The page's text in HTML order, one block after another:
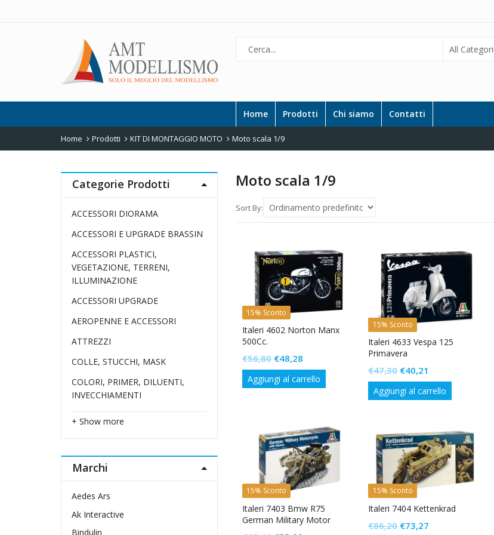
Home Prodotti Chi siamo Contatti
Home Prodotti KIT DI MONTAGGIO MOTO Moto scala 1/9
Moto scala 1/9
Sort By:
15% Sconto
Italeri 4602 Norton Manx
500Cc.
€56,80 Il
prezzo
originale
€48,28Il
prezzo
attuale
Aggiungi al carrello
15% Sconto
Italeri 4633 Vespa 125
Primavera
€47,30 Il
prezzo
originale
€40,21
prezzo
attuale
Aggiungi al carrello
15% Sconto
Italeri 7403 Bmw R75
German Military Motor
15% Sconto
Italeri 7404 Kettenkrad
€86,20 Il
€73,27
Categorie Prodotti
ACCESSORI DIORAMA
ACCESSORI E UPGRADE BRASSIN
ACCESSORI PLASTICI,
VEGETAZIONE, TERRENI,
ILLUMINAZIONE
ACCESSORI UPGRADE
AEROPENNE E ACCESSORI
ATTREZZI
COLLE, STUCCHI, MASK
COLORI, PRIMER, DILUENTI,
INVECCHIAMENTI
+ Show more
Marchi
Aedes Ars
Ak Interactive
Bindulin